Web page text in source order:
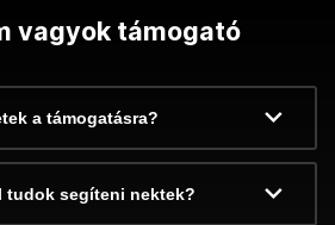
vagyok támogató
a támogatásra?
tudok segíteni nektek?